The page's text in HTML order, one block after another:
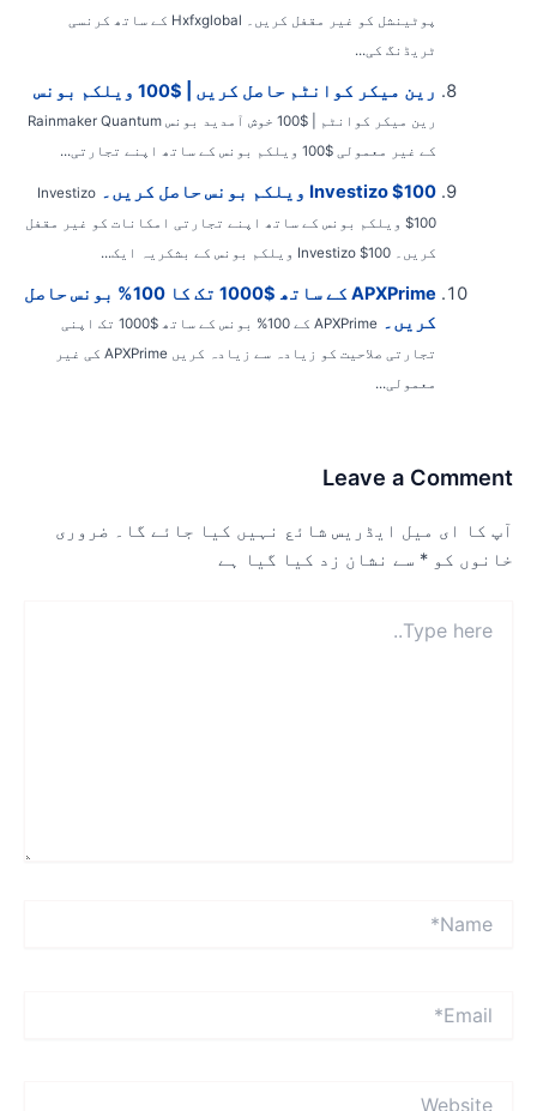
پوٹینشل کو غیر مقفل کریں۔ Hxfxglobal کے ساتھ کرنسی
ٹریڈنگ کی...
رین میکر کوانٹم حاصل کریں | $100 ویلکم بونس
رین میکر کوانٹم | $100 خوش آمدید بونس Rainmaker Quantum
کے غیر معمولی $100 ویلکم بونس کے ساتھ اپنے تجارتی...
Investizo $100 ویلکم بونس حاصل کریں۔
Investizo
$100 ویلکم بونس کے ساتھ اپنے تجارتی امکانات کو غیر مقفل
کریں۔ Investizo $100 ویلکم بونس کے بشکریہ ایک...
APXPrime کے ساتھ $1000 تک کا 100% بونس حاصل
کریں۔
APXPrime کے 100% بونس کے ساتھ $1000 تک اپنی
تجارتی صلاحیت کو زیادہ سے زیادہ کریں APXPrime کی غیر
معمولی...
Leave a
کا ای میل ایڈریس شائع نہیں کیا جائے گا۔ ضروری
کو *سے نشان زد کیا گیا ہے